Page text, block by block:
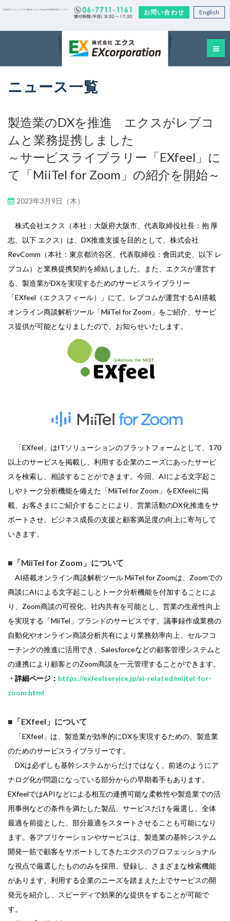
お問い合わせ English
生産管理システム・クラウド型EDIサービス｜Factory-ONE 電脳工場の「エクス」
ニュース一覧
製造業のDXを推進 エクスがレブコ
ムと業務提携しました
～サービスライブラリー「EXfeel」に
て「MiiTel for Zoom」の紹介を開始～
2023年3月9日（木）
株式会社エクス（本社：大阪府大阪市、代表取締役社長：抱 厚
志、以下 エクス）は、DX推進支援を目的として、株式会社
RevComm（本社：東京都渋谷区、代表取締役：會田武史、以下 レ
ブコム）と業務提携契約を締結しました。また、エクスが運営す
る、製造業がDXを実現するためのサービスライブラリー
「EXfeel（エクスフィール）」にて、レブコムが運営するAI搭載
オンライン商談解析ツール「MiiTel for Zoom」をご紹介、サービ
ス提供が可能となりましたので、お知らせいたします。
「EXfeel」はITソリューションのプラットフォームとして、170
以上のサービスを掲載し、利用する企業のニーズにあったサービ
スを検索し、相談することができます。今回、AIによる文字起こ
しやトーク分析機能を備えた「MiiTel for Zoom」をEXfeelに掲
載、お客さまにご紹介することにより、営業活動のDX化推進をサ
ポートさせ、ビジネス成長の支援と顧客満足度の向上に寄与して
いきます。
■「MiiTel for Zoom」について
AI搭載オンライン商談解析ツール MiiTel for Zoomは、Zoomでの
商談にAIによる文字起こしとトーク分析機能を付加することによ
り、Zoom商談の可視化、社内共有を可能とし、営業の生産性向上
を実現する「MiiTel」ブランドのサービスです。議事録作成業務の
自動化やオンライン商談分析共有により業務効率向上、セルフコ
ーチングの推進に活用でき、Salesforceなどの顧客管理システムと
の連携により顧客とのZoom商談を一元管理することができます。
・詳細ページ： https://exfeelservice.jp/ai-related/miitel-for-
zoom.html
■「EXfeel」について
「EXfeel」は、製造業が効率的にDXを実現するための、製造業
のためのサービスライブラリーです。
DXは必ずしも基幹システムからだけではなく、前述のようにア
ナログ化が問題になっている部分からの早期着手もあります。
EXfeelではAPIなどによる相互の連携可能な柔軟性や製造業での活
用事例などの条件を満たした製品、サービスだけを厳選し、全体
最適を前提とした、部分最適をスタートさせることも可能になり
ます。各アプリケーションやサービスは、製造業の基幹システム
開発一筋で顧客をサポートしてきたエクスのプロフェッショナル
な視点で厳選したもののみを採用、登録し、さまざまな検索機能
があります。利用する企業のニーズを踏まえた上でサービスの開
発元を紹介し、スピーディで効果的な提供をすることが可能で
す。